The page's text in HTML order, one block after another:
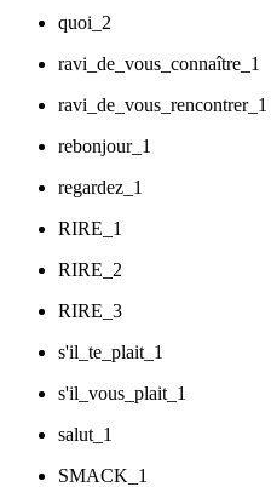
quoi_2
ravi_de_vous_connaître_1
ravi_de_vous_rencontrer_1
rebonjour_1
regardez_1
RIRE_1
RIRE_2
RIRE_3
s'il_te_plait_1
s'il_vous_plait_1
salut_1
SMACK_1